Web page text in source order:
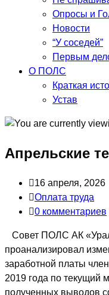
Опросы и
Новости
“У соседей”
Первым
О ПОЛС
Краткая
Устав
Апрельские
Запись
опубликована:
16 апреля, 2026
Post
category:
Оплата труда
Post
0 комментариев
Совет ПОЛС АК
проанализировал
заработной платы
2019 года по текущий
полученных выводов